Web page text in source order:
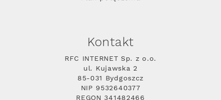
Kontakt
RFC INTERNET Sp. z o.o.
ul. Kujawska 2
85-031 Bydgoszcz
NIP 9532640377
REGON 341482466